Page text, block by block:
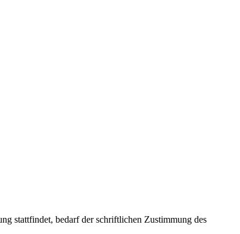
stattfindet, bedarf der schriftlichen Zustimmung des